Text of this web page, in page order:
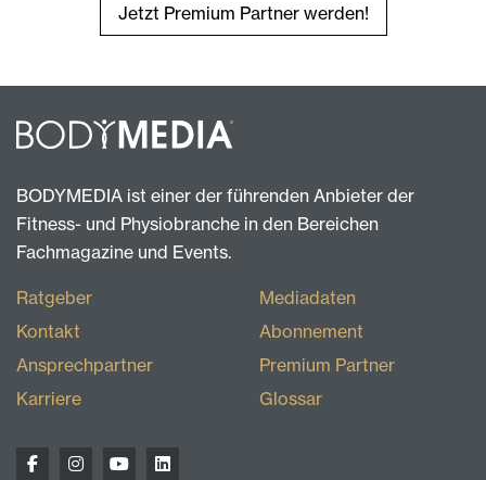
Jetzt Premium Partner werden!
BODYMEDIA ist einer der führenden Anbieter der
Fitness- und Physiobranche in den Bereichen
Fachmagazine und Events.
Ratgeber
Kontakt
Ansprechpartner
Karriere
Mediadaten
Abonnement
Premium Partner
Glossar